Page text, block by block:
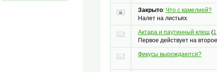
Закрыто: Что с камелией?
Налет на листьях
Актара и паутинный клещ (1
Первое действует на
Фикусы вырождаются?